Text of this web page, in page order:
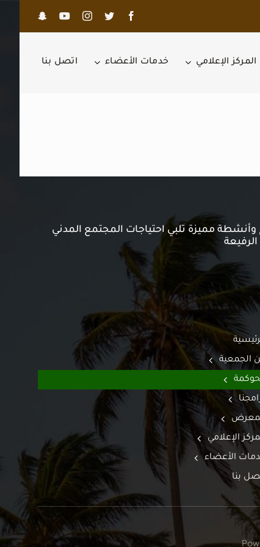
المركز الإعلامي خدمات الأعضاء اتصل بنا
وأنشطة مميزة تلبي احتياجات المجتمع المدني
الرفيعة
الجمعية
الإعلامي
الأعضاء
بنا